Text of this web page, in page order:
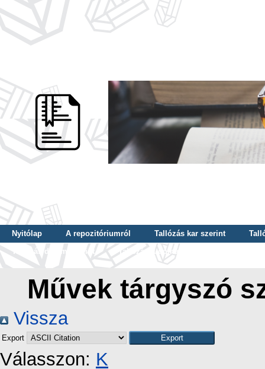
Nyitólap A repozitóriumról Tallózás kar szerint
Tallózás dátum szerint
Tallózás tudományterület szerint
Művek tárgyszó
Vissza
Export
Válasszon: K